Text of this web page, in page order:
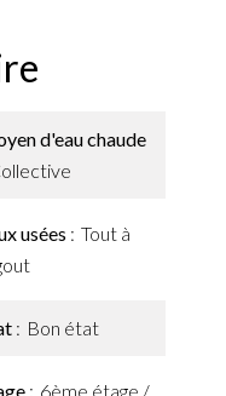
d'eau chaude
usées
Tout à
Bon état
6ème étage /